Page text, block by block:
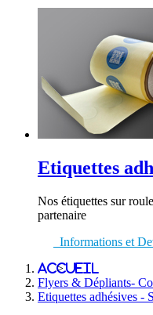
Etiquettes
Nos étiquettes sur
partenaire
Informations et
Accueil
>
Flyers & Dépliants-
Etiquettes adhésives -